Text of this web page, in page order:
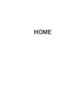
HOME